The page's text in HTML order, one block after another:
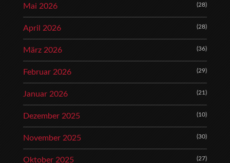
Mai 2026 (28)
April 2026 (28)
März 2026 (36)
Februar 2026 (29)
Januar 2026 (21)
Dezember 2025 (10)
November 2025 (30)
Oktober 2025 (27)